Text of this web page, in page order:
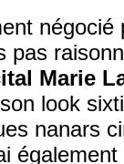
Marie
look
nanars